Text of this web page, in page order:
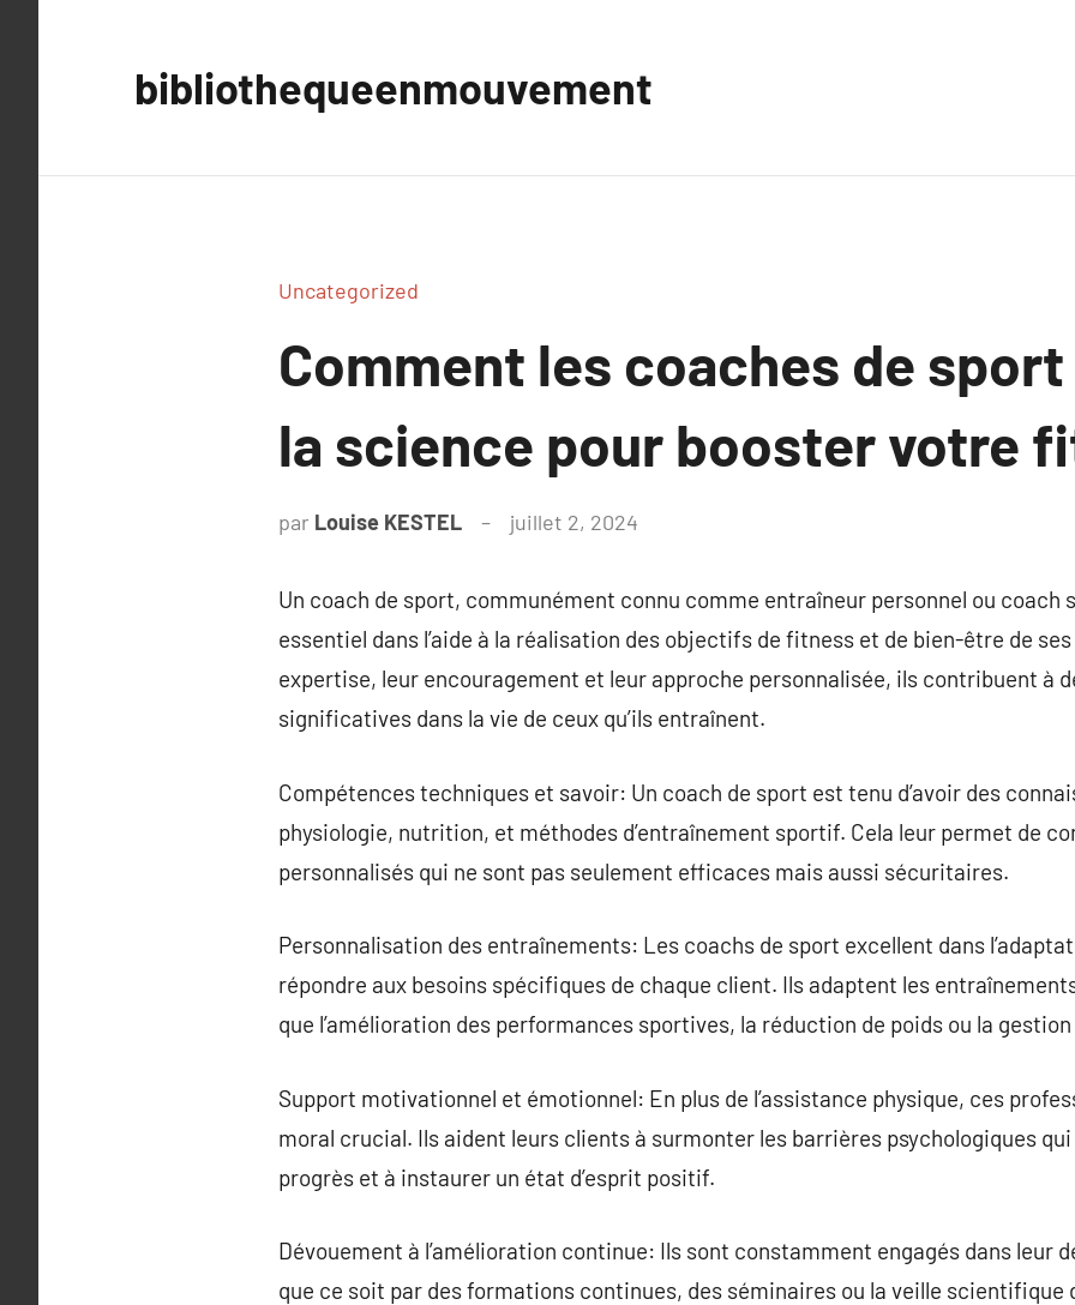
bibliothequeenmouvement
Uncategorized
Comment les coaches de
la science pour booster votre
par Louise KESTEL juillet 2, 2024
Un coach de sport, communément connu comme entraîneur personnel ou coach
essentiel dans l’aide à la réalisation des objectifs de fitness et de bien-être de
expertise, leur encouragement et leur approche personnalisée, ils contribuent à
significatives dans la vie de ceux qu’ils entraînent.
Compétences techniques et savoir: Un coach de sport est tenu d’avoir des
physiologie, nutrition, et méthodes d’entraînement sportif. Cela leur permet de
personnalisés qui ne sont pas seulement efficaces mais aussi sécuritaires.
Personnalisation des entraînements: Les coachs de sport excellent dans
répondre aux besoins spécifiques de chaque client. Ils adaptent les
que l’amélioration des performances sportives, la réduction de poids ou la
Support motivationnel et émotionnel: En plus de l’assistance physique, ces
moral crucial. Ils aident leurs clients à surmonter les barrières psychologiques
progrès et à instaurer un état d’esprit positif.
Dévouement à l’amélioration continue: Ils sont constamment engagés dans leur
que ce soit par des formations continues, des séminaires ou la veille scientifique